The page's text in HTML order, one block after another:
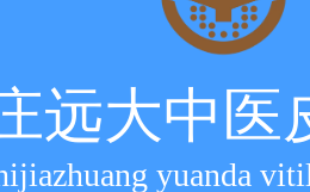
远大中医
yuanda